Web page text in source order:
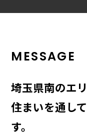
MESSAGE
埼玉県南のエリ
住まいを通し
す。